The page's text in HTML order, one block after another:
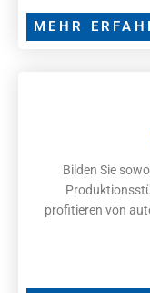
MEHR
Bilden Sie
profitieren von